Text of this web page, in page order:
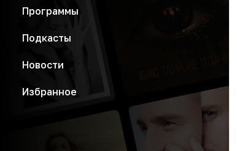
Программы
Подкасты
Новости
Избранное